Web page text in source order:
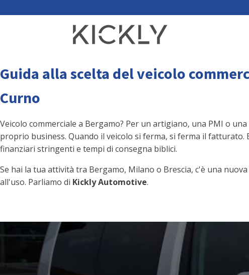
Guida alla scelta del veicolo
Curno
Veicolo commerciale a Bergamo? Per un artigiano, una PMI o
proprio business. Quando il veicolo si ferma, si ferma il
finanziari stringenti e tempi di consegna biblici.
Se hai la tua attività tra Bergamo, Milano o Brescia, c'è una
all'uso. Parliamo di Kickly Automotive.